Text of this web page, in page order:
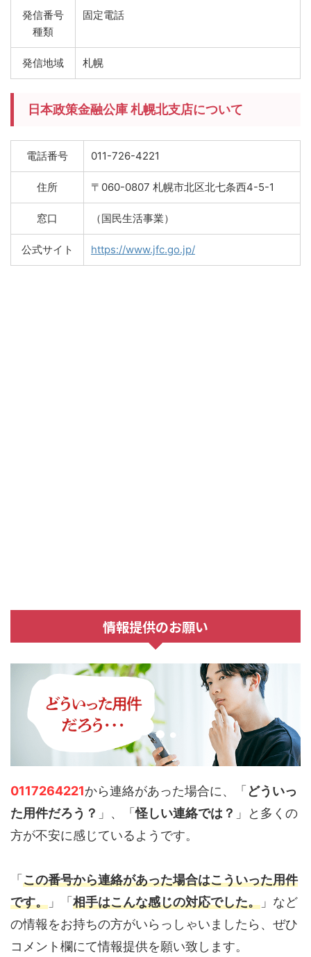
発信番号
種類
固定電話
発信地域 札幌
日本政策金融公庫 札幌北支店について
電話番号 011-726-4221
住所 〒060-0807 札幌市北区北七条西4-5-1
窓口 （国民生活事業）
公式サイト https://www.jfc.go.jp/
情報提供のお願い
0117264221から連絡があった場合に、「どういっ
た用件だろう？ 」、「怪しい連絡では？ 」と多くの
方が不安に感じているようです。
「この番号から連絡があった場合はこういった用件
です。 」「相手はこんな感じの対応でした。 」など
の情報をお持ちの方がいらっしゃいましたら、ぜひ
コメント欄にて情報提供を願い致します。